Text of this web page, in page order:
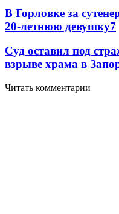
В Горловке за
20-летнюю девушку7
Суд оставил под
взрыве храма в
Читать комментарии